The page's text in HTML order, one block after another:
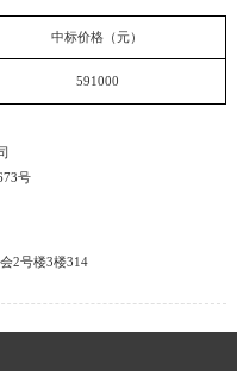
中标价格（元）
591000
号
2号楼3楼314